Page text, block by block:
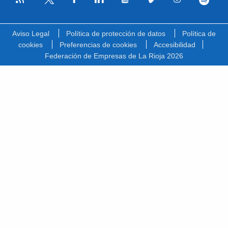
Aviso Legal Política de protección de datos
Política de
cookies
Preferencias de cookies
Accesibilidad
Federación de Empresas de La Rioja 2026